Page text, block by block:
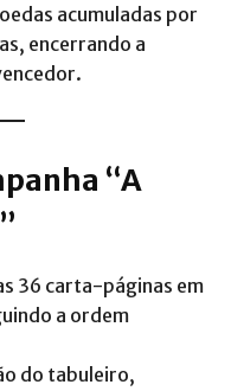
acumuladas por
encerrando a
“A
36 carta-páginas em
a ordem
do tabuleiro,